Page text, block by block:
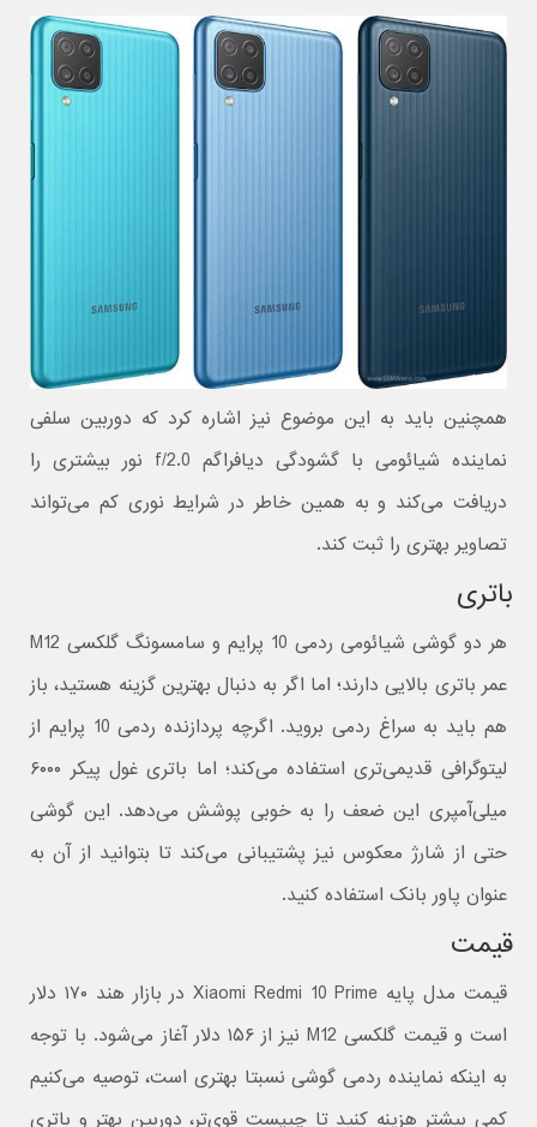
همچنین باید به این موضوع نیز اشاره کرد که دوربین سلفی
نماینده شیائومی با گشودگی دیافراگم f/2.0 نور بیشتری را
دریافت می‌کند و به همین خاطر در شرایط نوری کم می‌تواند
تصاویر بهتری را ثبت کند.
باتری
هر دو گوشی شیائومی ردمی 10 پرایم و سامسونگ گلکسی M12
عمر باتری بالایی دارند؛ اما اگر به دنبال بهترین گزینه هستید، باز
هم باید به سراغ ردمی بروید. اگرچه پردازنده ردمی 10 پرایم از
لیتوگرافی قدیمی‌تری استفاده می‌کند؛ اما باتری غول پیکر ۶۰۰۰
میلی‌آمپری این ضعف را به خوبی پوشش می‌دهد. این گوشی
حتی از شارژ معکوس نیز پشتیبانی می‌کند تا بتوانید از آن به
عنوان پاور بانک استفاده کنید.
قیمت
قیمت مدل پایه Xiaomi Redmi 10 Prime در بازار هند ۱۷۰ دلار
است و قیمت گلکسی M12 نیز از ۱۵۶ دلار آغاز می‌شود. با توجه
به اینکه نماینده ردمی گوشی نسبتا بهتری است، توصیه می‌کنیم
کمی بیشتر هزینه کنید تا چیپست قوی‌تر، دوربین بهتر و باتری